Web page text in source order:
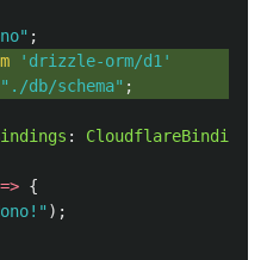
" ;
' drizzle-orm/d1 '
" ./db/schema" ;
: CloudflareBindings
=> {
" );